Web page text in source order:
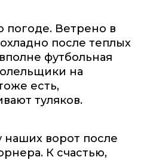
погоде. Ветрено в
после теплых
футбольная
на
есть,
туляков.
ворот после
К счастью,